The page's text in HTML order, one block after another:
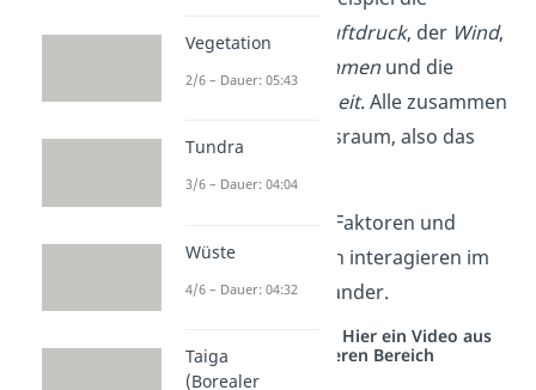
Temperatur
Luftdruck, der Wind,
Wasservorkommen und die
Bodenbeschaffenheit. Alle zusammen
formen den Lebensraum, also das
Biotische Faktoren und
abiotische Faktoren interagieren im
Ökosystem miteinander.
Studyflix vernetzt: Hier ein Video aus
einem anderen Bereich
Vegetation
2/6 – Dauer: 05:43
Tundra
3/6 – Dauer: 04:04
Wüste
4/6 – Dauer: 04:32
Taiga
(Borealer